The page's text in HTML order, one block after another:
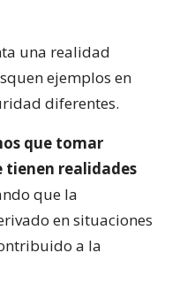
una realidad
ejemplos en
diferentes.
que tomar
tienen realidades
que la
en situaciones
a la